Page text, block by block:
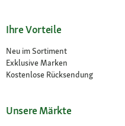
Ihre Vorteile
Neu im Sortiment
Exklusive Marken
Kostenlose Rücksendung
Unsere Märkte